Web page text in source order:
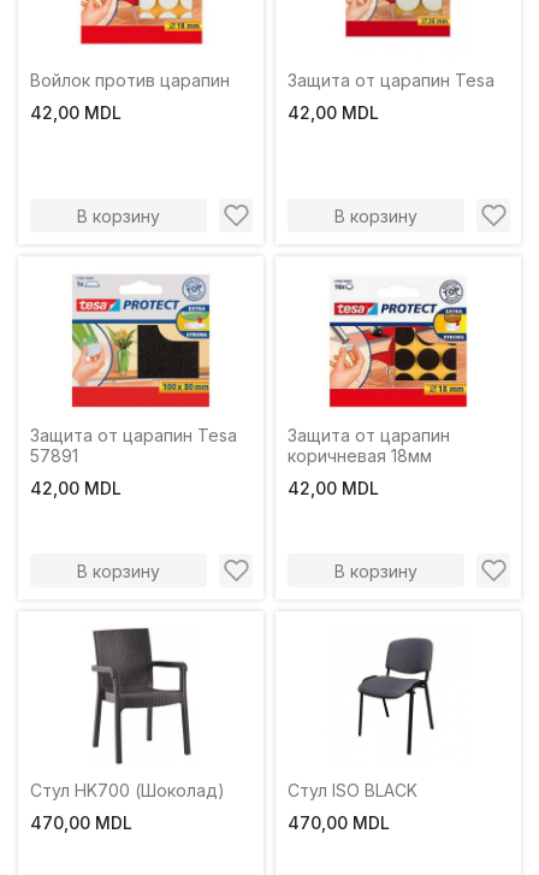
Войлок против царапин
42,00 MDL
В корзину
Защита от царапин Tesa
42,00 MDL
В корзину
Защита от царапин Tesa
57891
42,00 MDL
В корзину
Защита от царапин
коричневая 18мм
42,00 MDL
В корзину
Стул HK700 (Шоколад)
470,00 MDL
Стул ISO BLACK
470,00 MDL